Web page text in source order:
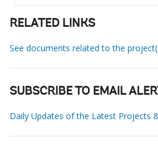
RELATED LINKS
See documents related to the
SUBSCRIBE TO EMAIL
Daily Updates of the Latest Projects